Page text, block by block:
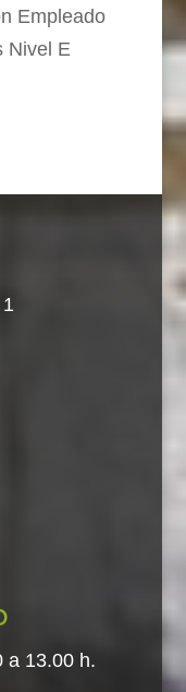
Empleado
Nivel E
a 13.00 h.